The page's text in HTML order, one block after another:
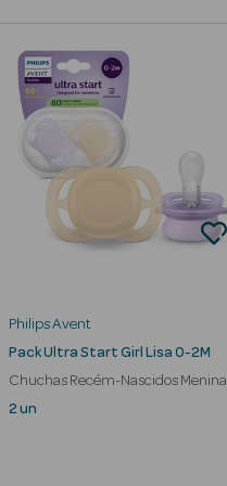
Protetores
Solares Infantis
After Sun
Bronzeadores
Solares Cabelo
Protetores
Philips Avent
Pack Ultra Start Girl Lisa 0-2M
Chuchas Recém-Nascidos Menina
2 un